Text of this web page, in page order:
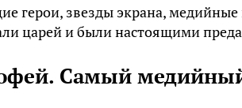
герои, звезды экрана,
царей и были настоящими
Самый